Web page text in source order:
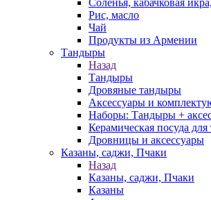
Соленья, кабачковая
Рис, масло
Чай
Продукты из Армении
Тандыры
Назад
Тандыры
Дровяные тандыры
Аксессуары и
Наборы: Тандыры +
Керамическая посуда
Дровницы и аксессуары
Казаны, саджи, Пчаки
Назад
Казаны, саджи, Пчаки
Казаны